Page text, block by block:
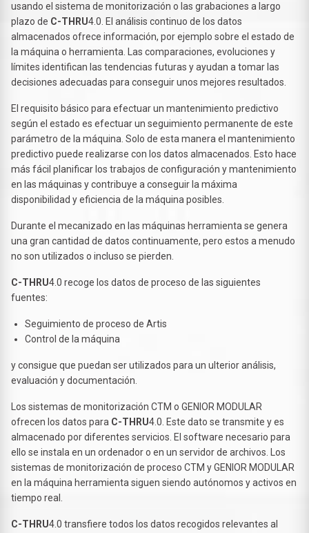
usando el sistema de monitorización o las grabaciones a largo
plazo de C-THRU4.0. El análisis continuo de los datos
almacenados ofrece información, por ejemplo sobre el estado de
la máquina o herramienta. Las comparaciones, evoluciones y
límites identifican las tendencias futuras y ayudan a tomar las
decisiones adecuadas para conseguir unos mejores resultados.
El requisito básico para efectuar un mantenimiento predictivo
según el estado es efectuar un seguimiento permanente de este
parámetro de la máquina. Solo de esta manera el mantenimiento
predictivo puede realizarse con los datos almacenados. Esto hace
más fácil planificar los trabajos de configuración y mantenimiento
en las máquinas y contribuye a conseguir la máxima
disponibilidad y eficiencia de la máquina posibles.
Durante el mecanizado en las máquinas herramienta se genera
una gran cantidad de datos continuamente, pero estos a menudo
no son utilizados o incluso se pierden.
C-THRU4.0 recoge los datos de proceso de las siguientes
fuentes:
Seguimiento de proceso de Artis
Control de la máquina
y consigue que puedan ser utilizados para un ulterior análisis,
evaluación y documentación.
Los sistemas de monitorización CTM o GENIOR MODULAR
ofrecen los datos para C-THRU4.0. Este dato se transmite y es
almacenado por diferentes servicios. El software necesario para
ello se instala en un ordenador o en un servidor de archivos. Los
sistemas de monitorización de proceso CTM y GENIOR MODULAR
en la máquina herramienta siguen siendo autónomos y activos en
tiempo real.
C-THRU4.0 transfiere todos los datos recogidos relevantes al